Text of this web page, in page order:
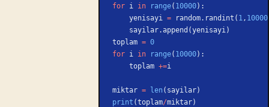
for i in range( 10000):
    yenisayi
= random.randint( 1 ,
    sayilar.append(yenisayi)
toplam = 0
for i in range( 10000):
    toplam
+=i
miktar = len (sayilar)
print (toplam/miktar)